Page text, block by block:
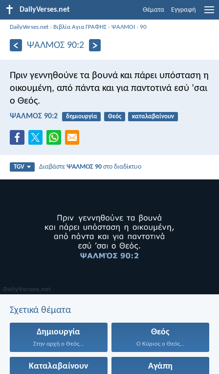
DailyVerses.net Θέματα Εγγραφή
DailyVerses.net › Βιβλία Αγια ΓΡΑΦΗΣ ›ΨΑΛΜΟΙ › 90
ΨΑΛΜΌΣ 90:2
Πριν γεννηθούνε τα βουνάκαι πάρει υπόσταση η
οικουμένη, από πάντα και για παντοτινάεσύ ’σαι
ο Θεός.
ΨΑΛΜΌΣ 90:2 δημιουργία Θεός καταλαβαίνουν
TGV ΔιαβάστεΨΑΛΜΌΣ 90 στο διαδίκτυο
Σχετικά θέματα
Δημιουργία
Στην αρχή ο Θεός...
Θεός
Ο Κύριος ο Θεός...
Καταλαβαίνουν Αγάπη